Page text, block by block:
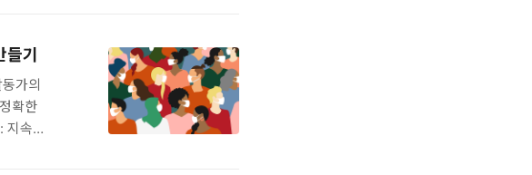
2.
"일
기
가의
확한
지속